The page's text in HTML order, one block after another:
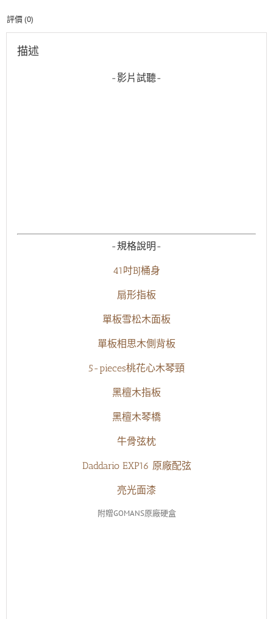
他
評價 (0)
描述
-影片試聽-
-規格說明-
41吋BJ桶身
扇形指板
單板雪松木面板
單板相思木側背板
5-pieces桃花心木琴頸
黑檀木指板
黑檀木琴橋
牛骨弦枕
Daddario EXP16 原廠配弦
亮光面漆
附贈GOMANS原廠硬盒